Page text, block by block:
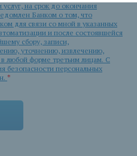
на срок до окончания
Банком о том, что
для связи со мной в указанных
и после состоявшейся
сбору, записи,
уточнению, извлечению,
любой форме третьим лицам. С
безопасности персональных
*